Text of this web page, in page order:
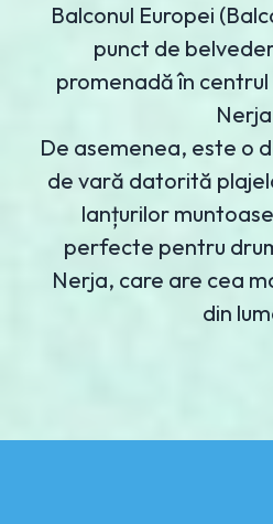
Balconul Europei
punct de
promenadă în centrul
De asemenea, este o
de vară datorită
lanțurilor
perfecte pentru
Nerja, care are cea
din